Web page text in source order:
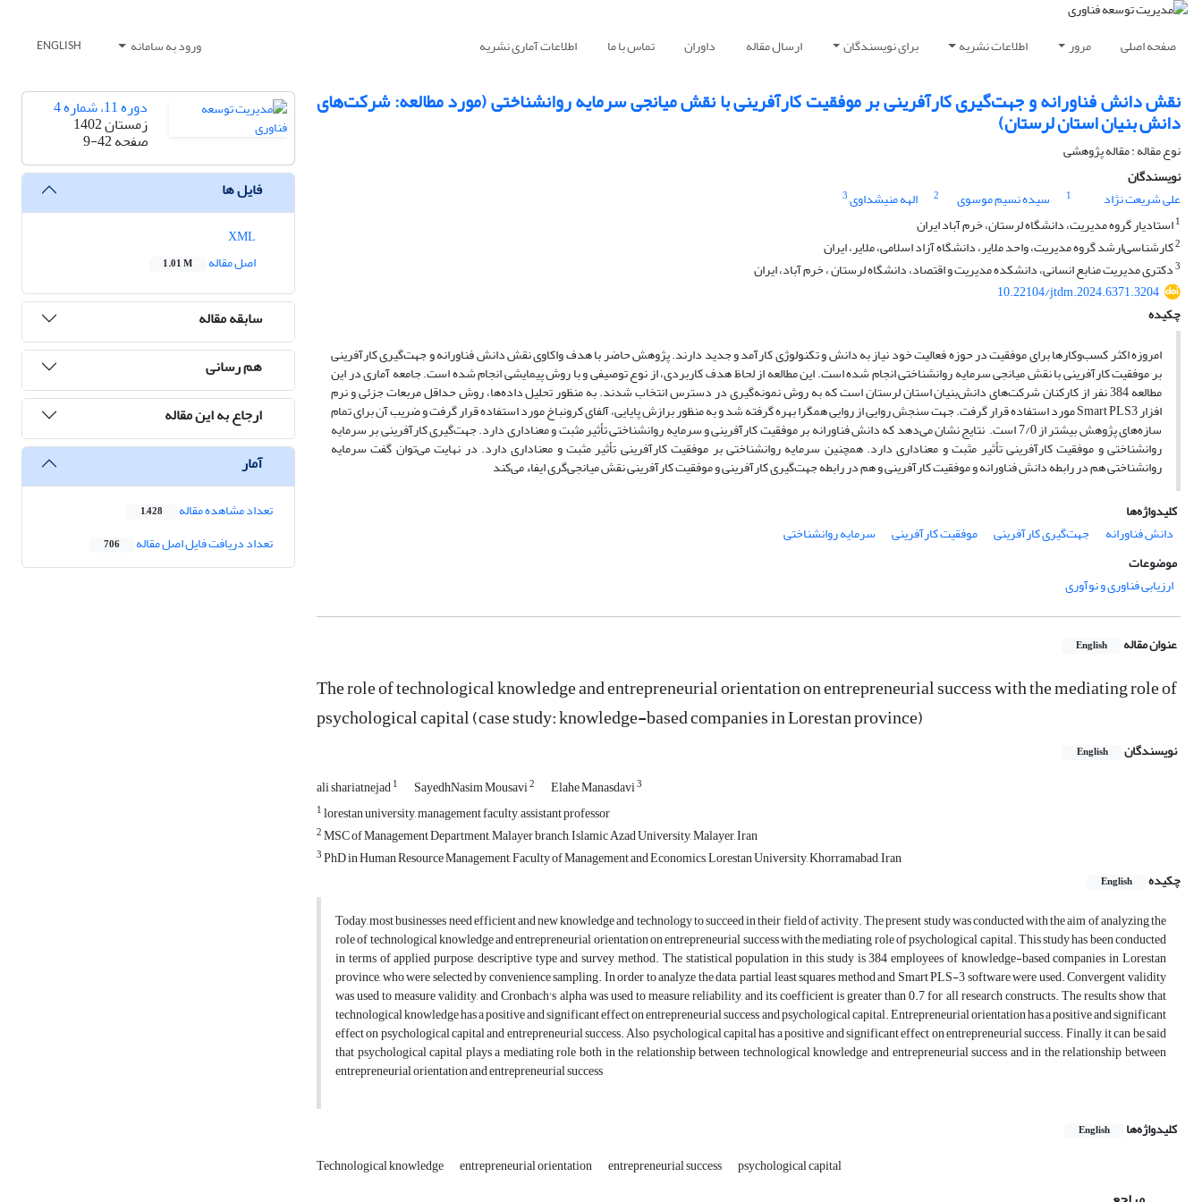
صفحه اصلی مرور اطلاعات نشریه برای نویسندگان ارسال مقاله داوران تماس با ما اطلاعات آماری نشریه ورود به سامانه ENGLISH
نقش دانش فناورانه و جهت‌گیری کارآفرینی بر موفقیت کارآفرینی با نقش میانجی سرمایه روانشناختی (مورد مطالعه: شرکت‌های
دانش بنیان استان لرستان)
نوع مقاله : مقاله پژوهشی
نویسندگان
علی شریعت نژاد
1 سیده نسیم موسوی 2 الهه منیشداوی3
1استادیار گروه مدیریت، دانشگاه لرستان، خرم آباد ایران
2کارشناسی‌ارشد گروه مدیریت، واحد ملایر، دانشگاه آزاد اسلامی، ملایر‌، ایران
3دکتری مدیریت منابع انسانی، دانشکده مدیریت و اقتصاد، دانشگاه لرستان ، خرم آباد، ایران
10.22104/jtdm.2024.6371.3204
چکیده
امروزه اکثر کسب‌وکارها برای موفقیت در حوزه فعالیت خود نیاز به دانش و تکنولوژی کارآمد و جدید دارند. پژوهش حاضر با هدف واکاوی نقش دانش فناورانه و جهت‌گیری کارآفرینی
بر موفقیت کارآفرینی با نقش میانجی سرمایه روانشناختی انجام شده است. این مطالعه از لحاظ هدف کاربردی، از نوع توصیفی و با روش پیمایشی انجام شده است. جامعه آماری در این
مطالعه 384 نفر از کارکنان شرکت‌های دانش‌بنیان استان لرستان است که به روش نمونه‌گیری در‌ دسترس انتخاب شدند. به منظور تحلیل داده‌ها، روش حداقل مربعات جزئی و نرم
افزار Smart PLS‌3 مورد استفاده قرار گرفت. جهت سنجش روایی از روایی همگرا بهره گرفته شد و به منظور برازش پایایی، آلفای کرونباخ مورد استفاده قرار گرفت و ضریب آن برای تمام
سازه‌های پژوهش بیشتر از 7/0 است. ‌ نتایج نشان می‌دهد که دانش فناورانه بر موفقیت کارآفرینی و سرمایه روانشناختی تأثیر مثبت و معناداری دارد. جهت‌گیری کارآفرینی بر سرمایه
روانشناختی و موفقیت کارآفرینی تأثیر مثبت و معناداری دارد. همچنین سرمایه روانشناختی بر موفقیت کارآفرینی تأثیر مثبت و معناداری دارد. در نهایت می‌توان گفت سرمایه
روانشناختی هم در رابطه دانش فناورانه و موفقیت کارآفرینی و هم در رابطه جهت‌گیری کارآفرینی و موفقیت کارآفرینی نقش میانجی‌گری ایفاء می‌کند
کلیدواژه‌ها
دانش فناورانه
جهت‌گیری کارآفرینی موفقیت کارآفرینی
سرمایه روانشناختی
موضوعات
ارزیابی فناوری و نوآوری
عنوان مقاله English
The role of technological knowledge and entrepreneurial orientation on entrepreneurial success with the mediating role of
psychological capital (case study: knowledge-based companies in Lorestan province)
نویسندگان English
ali shariatnejad1 SayedhNasim Mousavi2 Elahe Manasdavi3
1lorestan university, management faculty, assistant professor
2MSC of Management Department, Malayer branch, Islamic Azad University, Malayer, Iran
3PhD in Human Resource Management, Faculty of Management and Economics, Lorestan University, Khorramabad, Iran
چکیده
English
Today, most businesses need efficient and new knowledge and technology to succeed in their field of activity. The present study was conducted with the aim of analyzing the
role of technological knowledge and entrepreneurial orientation on entrepreneurial success with the mediating role of psychological capital. This study has been conducted
in terms of applied purpose, descriptive type and survey method. The statistical population in this study is 384 employees of knowledge-based companies in Lorestan
province, who were selected by convenience sampling. In order to analyze the data, partial least squares method and Smart PLS-3 software were used. Convergent validity
was used to measure validity, and Cronbach's alpha was used to measure reliability, and its coefficient is greater than 0.7 for all research constructs. The results show that
technological knowledge has a positive and significant effect on entrepreneurial success and psychological capital. Entrepreneurial orientation has a positive and significant
effect on psychological capital and entrepreneurial success. Also, psychological capital has a positive and significant effect on entrepreneurial success. Finally, it can be said
that psychological capital plays a mediating role both in the relationship between technological knowledge and entrepreneurial success and in the relationship between
entrepreneurial orientation and entrepreneurial success
کلیدواژه‌ها English
Technological knowledge entrepreneurial orientation entrepreneurial success psychological capital
دوره 11، شماره 4
زمستان 1402
صفحه9-42
فایل ها
اصل مقاله
1.01 M
سابقه مقاله
هم رسانی
ارجاع به این مقاله
آمار
تعداد مشاهده مقاله 1,428
تعداد دریافت فایل اصل مقاله 706